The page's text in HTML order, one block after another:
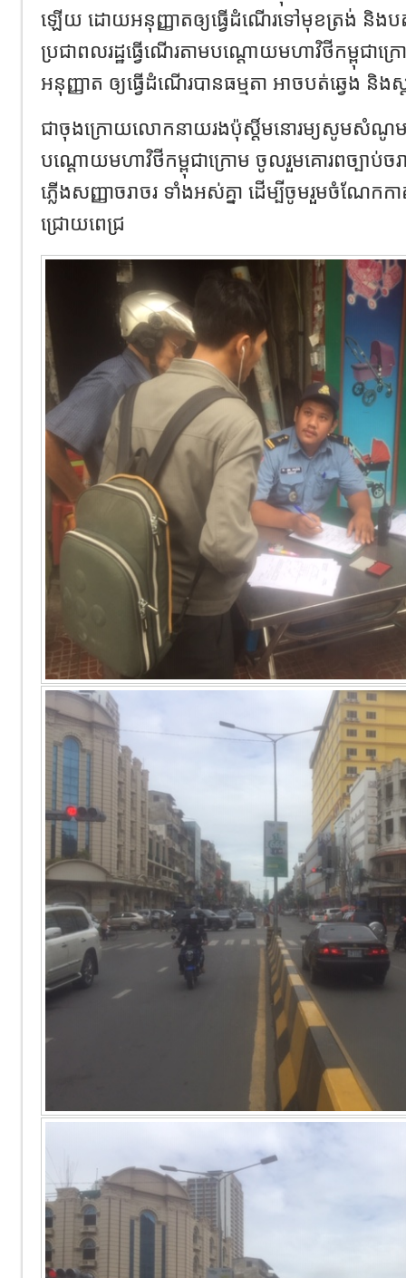
ឡើយ ដោយអនុញ្ញាតឲ្យធ្វើដំណើរទៅមុខត្រង់ និងបត់
ប្រជាពលរដ្ឋធ្វើណើរតាមបណ្ដោយមហាវិថីកម្ពុជា
អនុញ្ញាត ឲ្យធ្វើដំណើរបានធម្មតា អាចបត់ឆ្វេង និង
ជាចុងក្រោយលោកនាយរងប៉ុស្តិ៍មនោរម្យសូមសំណូមព
បណ្ដោយមហាវិថីកម្ពុជាក្រោម ចូលរួមគោរពច្បាប់ចរ
ភ្លើងសញ្ញាចរាចរ ទាំងអស់គ្នា ដើម្បីចូមរួមចំណែកកា
ជ្រោយពេជ្រ